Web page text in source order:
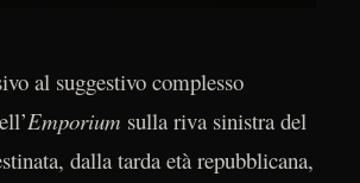
al suggestivo complesso
Emporium sulla riva sinistra del
dalla tarda età repubblicana,